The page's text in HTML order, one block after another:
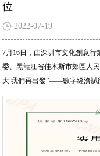
位
2022-07-19
7月16日，由深圳市文化創意行
委、黑龍江省佳木斯市郊
大 我們再出發”——數字經濟賦